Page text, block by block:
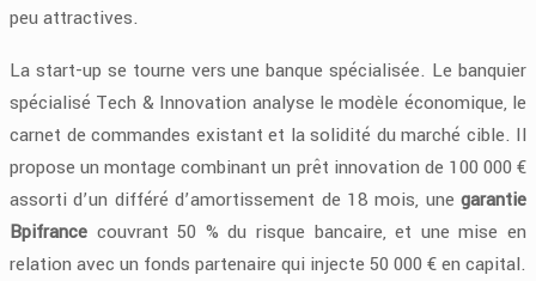
peu attractives.
La start-up se tourne vers une banque spécialisée. Le banquier
spécialisé Tech & Innovation analyse le modèle économique, le
carnet de commandes existant et la solidité du marché cible. Il
propose un montage combinant un prêt innovation de 100 000 €
assorti d’un différé d’amortissement de 18 mois, une garantie
Bpifrance couvrant 50 % du risque bancaire, et une mise en
relation avec un fonds partenaire qui injecte 50 000 € en capital.